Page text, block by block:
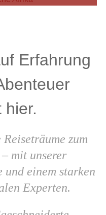
Erfahrung
hier.
zum
mit unserer
einem starken
Experten.